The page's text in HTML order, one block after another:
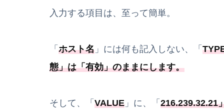
入力する項目は、至って簡単。
「 ホスト名 」には何も記入しない、「
態」は「有効」のままにします。
そして、「 VALUE 」に、「 216.239.32.21